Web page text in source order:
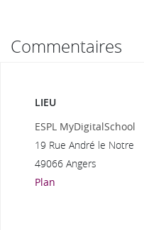
Commentaires
LIEU
ESPL MyDigitalSchool
19 Rue André le Notre
49066 Angers
Plan